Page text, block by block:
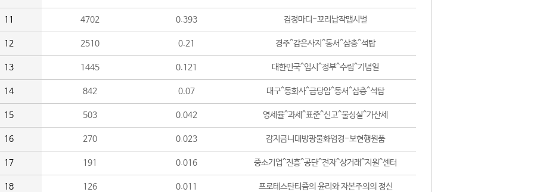
11 4702 0.393 검정마디-꼬리납작맵시벌
12 2510 0.21 경주^감은사지^동서^삼층^석탑
13 1445 0.121 대한민국^임시^정부^수립^기념일
14 842 0.07 대구^동화사^금당암^동서^삼층^석탑
15 503 0.042 영세율^과세^표준^신고^불성실^가산세
16 270 0.023 감지금니대방광불화엄경-보현행원품
17 191 0.016 중소기업^진흥^공단^전자^상거래^지원^센터
18 126 0.011 프로테스탄티즘의 윤리와 자본주의의 정신